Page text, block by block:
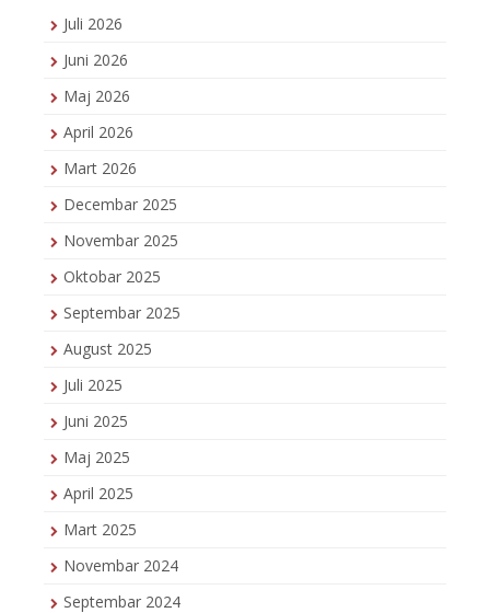
Juli 2026
Juni 2026
Maj 2026
April 2026
Mart 2026
Decembar 2025
Novembar 2025
Oktobar 2025
Septembar 2025
August 2025
Juli 2025
Juni 2025
Maj 2025
April 2025
Mart 2025
Novembar 2024
Septembar 2024